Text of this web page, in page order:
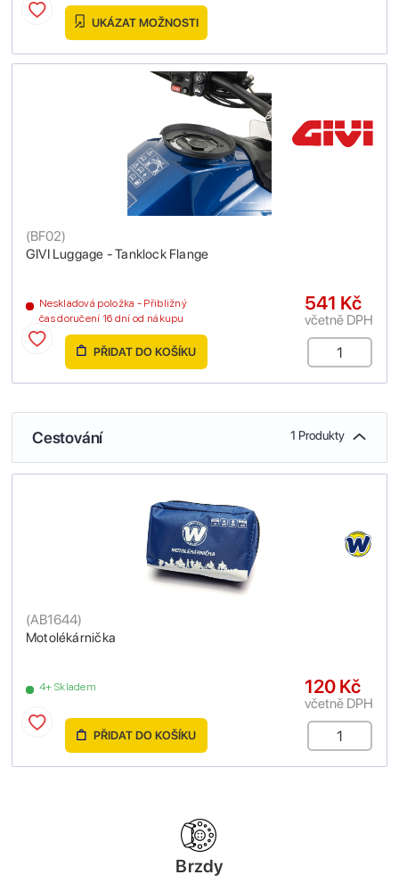
UKÁZAT MOŽNOSTI
GIVI Luggage - Tanklock Flange
(BF02)
Neskladová položka - Přibližný
čas doručení 16 dní od nákupu
541 Kč
včetně DPH
PŘIDAT DO KOŠÍKU
Cestování 1 Produkty
Motolékárnička
(AB1644)
4+ Skladem 120 Kč
včetně DPH
PŘIDAT DO KOŠÍKU
Brzdy